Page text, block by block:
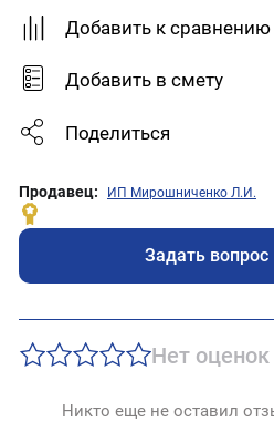
Добавить к сравнению
Добавить в смету
Поделиться
Продавец: ИП Мирошниченко Л.И.
Задать вопрос
Нет оценок
Никто еще не оставил